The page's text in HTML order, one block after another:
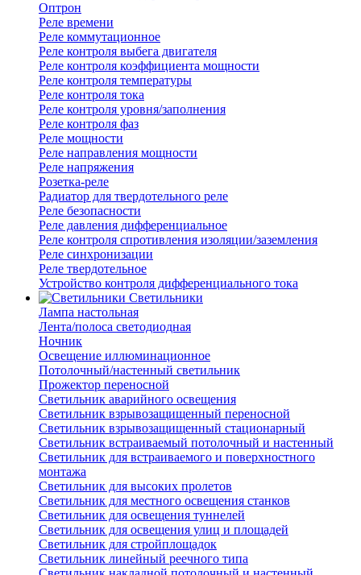
Оптрон
Реле времени
Реле коммутационное
Реле контроля выбега двигателя
Реле контроля коэффициента мощности
Реле контроля температуры
Реле контроля тока
Реле контроля уровня/заполнения
Реле контроля фаз
Реле мощности
Реле направления мощности
Реле напряжения
Розетка-реле
Радиатор для твердотельного реле
Реле безопасности
Реле давления дифференциальное
Реле контроля спротивления изоляции/заземления
Реле синхронизации
Реле твердотельное
Устройство контроля дифференциального тока
Светильники
Лампа настольная
Лента/полоса светодиодная
Ночник
Освещение иллюминационное
Потолочный/настенный светильник
Прожектор переносной
Светильник аварийного освещения
Светильник взрывозащищенный переносной
Светильник взрывозащищенный стационарный
Светильник встраиваемый потолочный и настенный
Светильник для встраиваемого и поверхностного
монтажа
Светильник для высоких пролетов
Светильник для местного освещения станков
Светильник для освещения туннелей
Светильник для освещения улиц и площадей
Светильник для стройплощадок
Светильник линейный реечного типа